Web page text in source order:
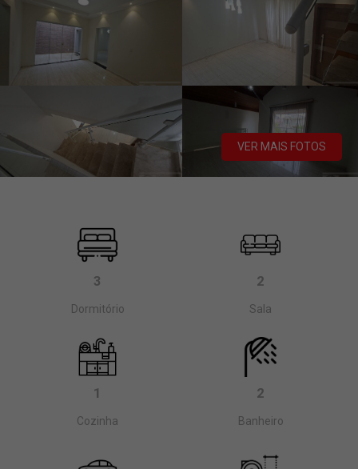
VER MAIS FOTOS
3
Dormitório
2
Sala
1
Cozinha
2
Banheiro